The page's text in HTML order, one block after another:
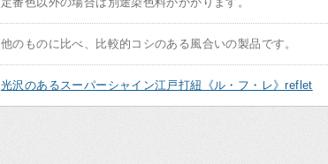
他のものに比べ、比較的コシのある風合いの製品です。
光沢のあるスーパーシャイン江戸打紐《ル・フ・レ》reflet